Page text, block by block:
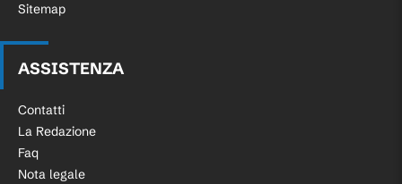
Sitemap
ASSISTENZA
Contatti
La Redazione
Faq
Nota legale